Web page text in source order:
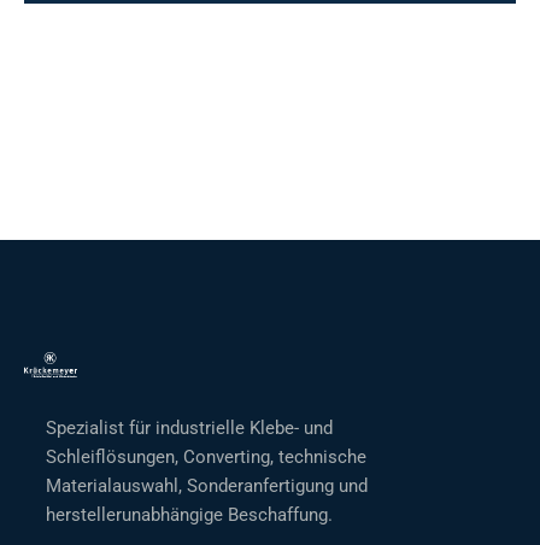
Spezialist für industrielle Klebe- und
Schleiflösungen, Converting, technische
Materialauswahl, Sonderanfertigung und
herstellerunabhängige Beschaffung.